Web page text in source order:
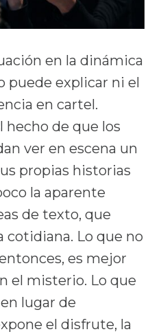
en la dinámica
puede explicar ni el
en cartel.
hecho de que los
ver en escena un
propias historias
la aparente
de texto, que
cotidiana. Lo que no
es mejor
el misterio. Lo que
lugar de
el disfrute, la